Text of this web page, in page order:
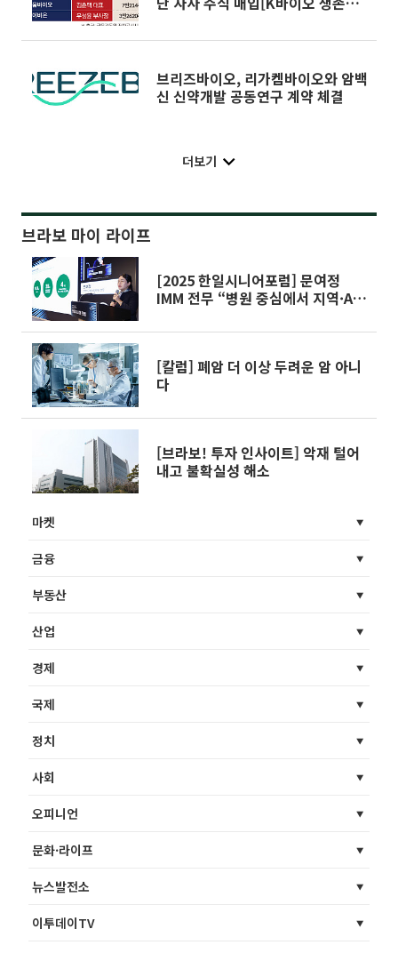
브리즈바이오, 리가켐바이오와 암백
신 신약개발 공동연구 계약 체결
더보기
브라보 마이 라이프
[2025 한일시니어포럼] 문여정
IMM 전무 “병원 중심에서 지역·AI
환”
[칼럼] 폐암 더 이상 두려운 암 아니
다
[브라보! 투자 인사이트] 악재 털어
내고 불확실성 해소
마켓
금융
부동산
산업
경제
국제
정치
사회
오피니언
문화·라이프
뉴스발전소
이투데이TV